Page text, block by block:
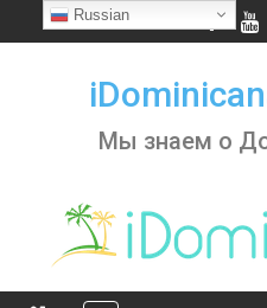
to
Мы знаем о
Russian